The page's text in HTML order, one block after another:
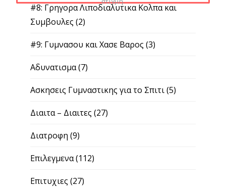
#8: Γρηγορα Λιποδιαλυτικα Κολπα και
Συμβουλες (2)
#9: Γυμνασου και Χασε Βαρος (3)
Αδυνατισμα(7)
Ασκησεις Γυμναστικης για το Σπιτι(5)
Διαιτα – Διαιτες (27)
Διατροφη (9)
Επιλεγμενα(112)
Επιτυχιες (27)